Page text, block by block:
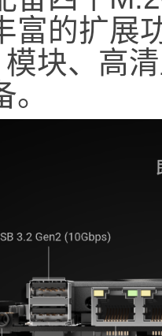
富的扩展
块、高